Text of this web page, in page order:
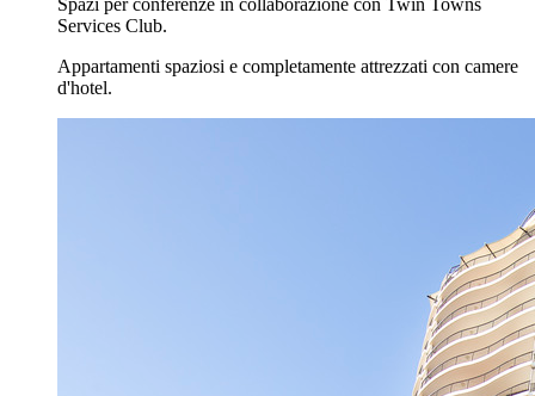
Services Club.
Appartamenti spaziosi e completamente attrezzati con camere
d'hotel.